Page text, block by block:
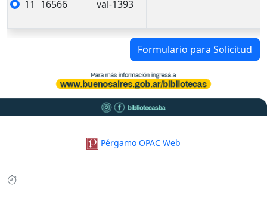
11 16566 val-1393
Formulario para Solicitud
Pérgamo OPAC Web